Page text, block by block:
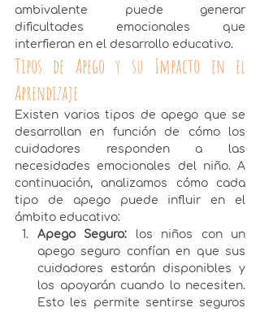
ambivalente puede generar
dificultades emocionales que
interfieran en el desarrollo educativo.
Tipos de Apego y su Impacto en el
Aprendizaje
Existen varios tipos de apego que se
desarrollan en función de cómo los
cuidadores responden a las
necesidades emocionales del niño. A
continuación, analizamos cómo cada
tipo de apego puede influir en el
ámbito educativo:
Apego Seguro: los niños con un
apego seguro confían en que sus
cuidadores estarán disponibles y
los apoyarán cuando lo necesiten.
Esto les permite sentirse seguros